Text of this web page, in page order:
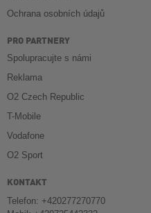
Ochrana osobních údajů
PRO PARTNERY
Spolupracujte s námi
Reklama
O2 Czech Republic
T-Mobile
Vodafone
O2 Sport
KONTAKT
Telefon: +420277270770